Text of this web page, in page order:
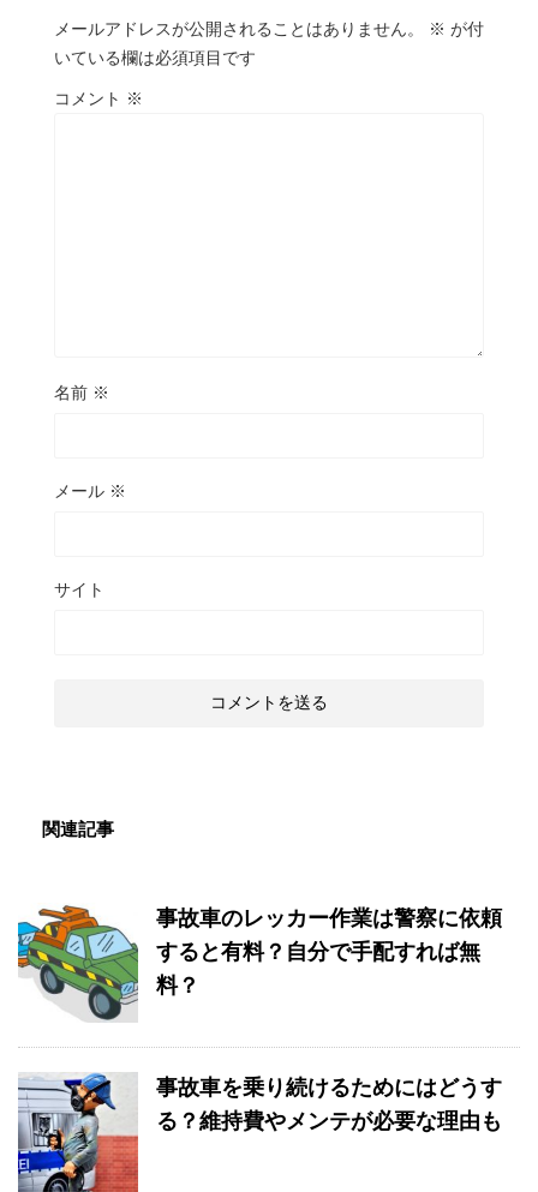
メールアドレスが公開されることはありません。 ※ が付
いている欄は必須項目です
コメント ※
名前 ※
メール ※
サイト
関連記事
事故車のレッカー作業は警察に依頼
すると有料？自分で手配すれば無
料？
事故車を乗り続けるためにはどうす
る？維持費やメンテが必要な理由も